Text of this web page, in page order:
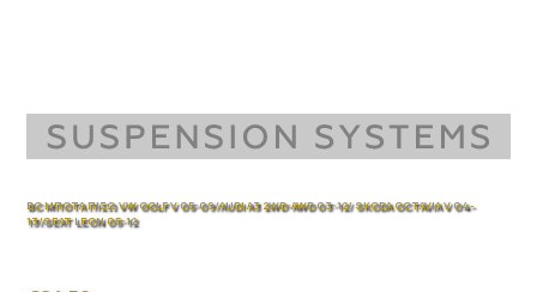
BC ΜΠΟΤΑ ΠΙΣΩ VW GOLF V 05-09/AUDI A3 2WD-AWD 03-12/ SKODA OCTAVIA V 04-
13/SEAT LEON 05-12